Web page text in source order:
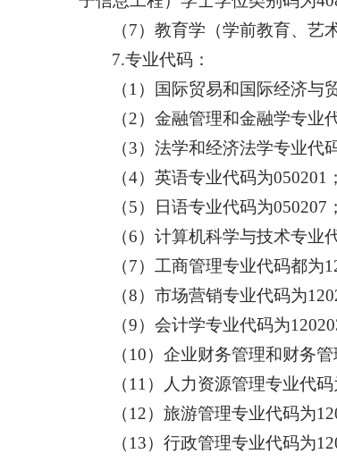
（7）教育学（学前教育、
7.专业代码：
（1）国际贸易和国际经济与
（2）金融管理和金融学专业
（3）法学和经济法学专业代
（4）英语专业代码为050201；
（5）日语专业代码为050207；
（6）计算机科学与技术专业
（7）工商管理专业代码都为
（8）市场营销专业代码为
（9）会计学专业代码为
（10）企业财务管理和财务
（11）人力资源管理专业代码
（12）旅游管理专业代码为
（13）行政管理专业代码为